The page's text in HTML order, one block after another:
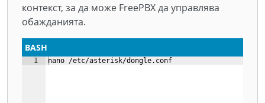
контекст, за да може FreePBX да управлява
обажданията.
BASH
1 nano /etc/asterisk/dongle.conf